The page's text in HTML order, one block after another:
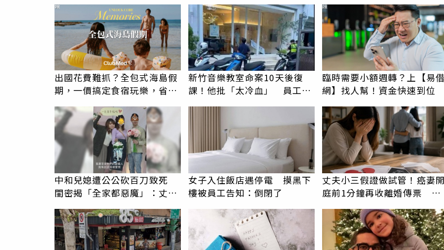
出國花費難抓？全包式海島假
期，一價搞定食宿玩樂，省錢
更省心！
PR
新竹音樂教室命案10天後復
課！他批「太冷血」 員工怒
駁：閉上嘴
臨時需要小額週轉？上【易
網】找人幫！資金快速到位
PR
中和兒媳遭公公砍百刀致死
閨密揭「全家都惡魔」：丈夫
女子入住飯店遇停電 摸黑下
樓被員工告知：倒閉了
丈夫小三假證做試管！癌妻
庭前1分鐘再收離婚傳票 她